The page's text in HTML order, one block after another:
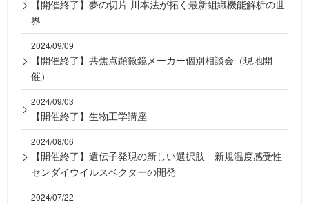
【開催終了】夢の切片 川本法が拓く最新組織機能解析の世
界
2024/09/09
【開催終了】共焦点顕微鏡メーカー個別相談会（現地開
催）
2024/09/03
【開催終了】生物工学講座
2024/08/06
【開催終了】遺伝子発現の新しい選択肢 新規温度感受性
センダイウイルスベクターの開発
2024/07/22